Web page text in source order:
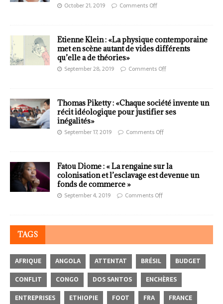
October 21, 2019 Comments Off
Etienne Klein : «La physique contemporaine
met en scène autant de vides différents
qu’elle a de théories»
September 28, 2019 Comments Off
Thomas Piketty : «Chaque société invente un
récit idéologique pour justifier ses
inégalités»
September 17, 2019 Comments Off
Fatou Diome : « La rengaine sur la
colonisation et l’esclavage est devenue un
fonds de commerce »
September 4, 2019 Comments Off
TAGS
AFRIQUE ANGOLA ATTENTAT BRÉSIL
BUDGET
CONFLIT
CONGO DOS SANTOS
ENCHÈRES
ENTREPRISES
ETHIOPIE FOOT FRA FRANCE